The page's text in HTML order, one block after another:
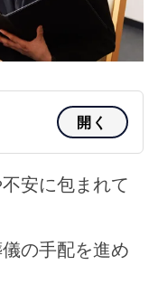
開く
安に包まれて
の手配を進め